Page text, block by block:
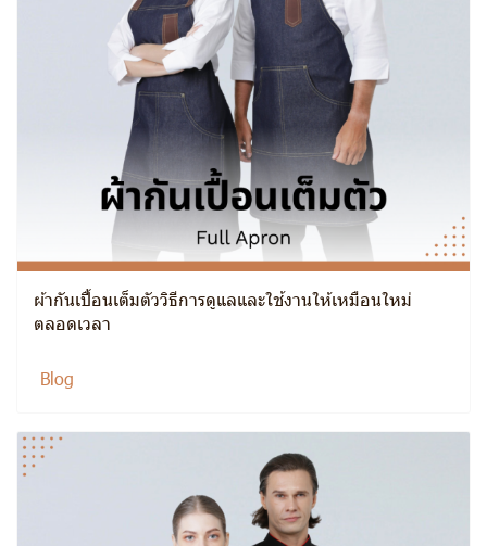
ผ้ากันเปื้อนเต็มตัววิธีการดูแลและใช้งานให้เหมือนใหม่
ตลอดเวลา
Blog